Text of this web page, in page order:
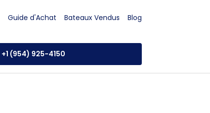
Guide d'Achat Bateaux Vendus Blog
+1 (954) 925-4150